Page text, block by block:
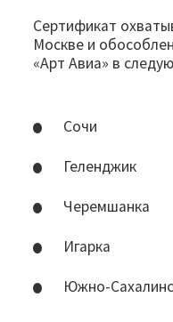
Сертификат
Москве и
«Арт Авиа» в
Сочи
Геленджик
Черемшанка
Игарка
Южно-